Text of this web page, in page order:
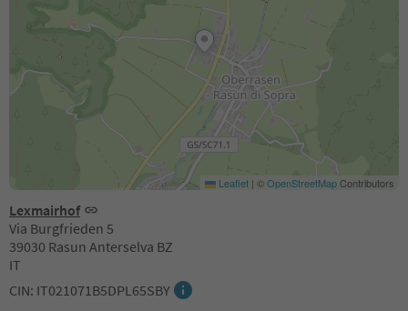
Lexmairhof
Via Burgfrieden 5
39030 Rasun Anterselva BZ
IT
CIN: IT021071B5DPL65SBY
Leaflet | ©OpenStreetMapContributors